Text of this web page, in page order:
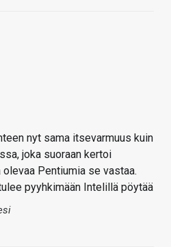
nyt sama itsevarmuus kuin
joka suoraan kertoi
Pentiumia se vastaa.
pyyhkimään Intelillä pöytää